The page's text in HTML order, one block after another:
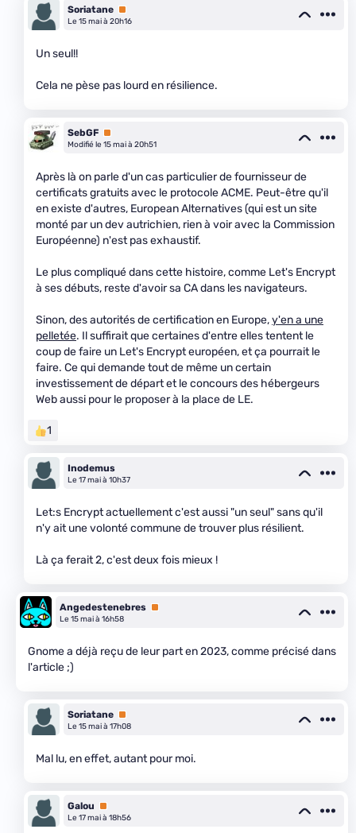
Soriatane Premium
Le 15 mai à 20h16
Un seul!!
Cela ne pèse pas lourd en résilience.
SebGF Premium
Modifié le 15 mai à 20h51
Après là on parle d'un cas particulier de fournisseur de
certificats gratuits avec le protocole ACME. Peut-être qu'il
en existe d'autres, European Alternatives (qui est un site
monté par un dev autrichien, rien à voir avec la Commission
Européenne) n'est pas exhaustif.
Le plus compliqué dans cette histoire, comme Let's Encrypt
à ses débuts, reste d'avoir sa CA dans les navigateurs.
Sinon, des autorités de certification en Europe,y'en a une
pelletée. Il suffirait que certaines d'entre elles tentent le
coup de faire un Let's Encrypt européen, et ça pourrait le
faire. Ce qui demande tout de même un certain
investissement de départ et le concours des hébergeurs
Web aussi pour le proposer à la place de LE.
1
Inodemus
Le 17 mai à 10h37
Let:s Encrypt actuellement c'est aussi "un seul" sans qu'il
n'y ait une volonté commune de trouver plus résilient.
Là ça ferait 2, c'est deux fois mieux !
Angedestenebres Premium
Le 15 mai à 16h58
Gnome a déjà reçu de leur part en 2023, comme précisé dans
l'article ;)
Soriatane Premium
Le 15 mai à 17h08
Mal lu, en effet, autant pour moi.
Galou
Premium
Le 17 mai à 18h56